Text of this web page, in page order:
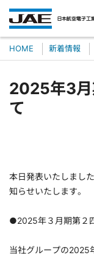
HOME 新着情報
2025年3月
て
本日発表いたしまし
知らせいたします。
●2025年３月期第２
当社グループの2025